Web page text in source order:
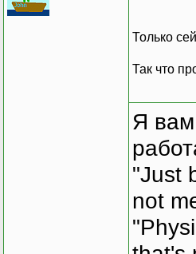
Только
Так что
Я
"Just
not